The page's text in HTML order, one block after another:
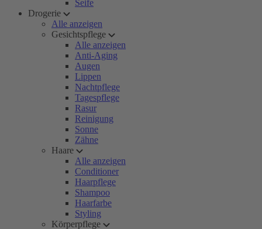
Seife
Drogerie
Alle anzeigen
Gesichtspflege
Alle anzeigen
Anti-Aging
Augen
Lippen
Nachtpflege
Tagespflege
Rasur
Reinigung
Sonne
Zähne
Haare
Alle anzeigen
Conditioner
Haarpflege
Shampoo
Haarfarbe
Styling
Körperpflege